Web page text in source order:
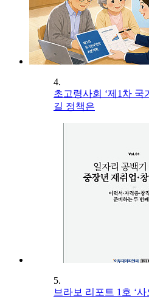
4.
초고령사회 ‘제1차 국
길 정책은
5.
브라보 리포트 1호 ‘